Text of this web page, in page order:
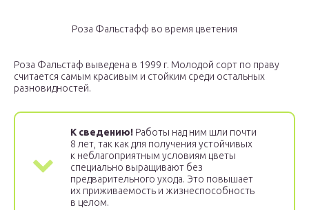
Роза Фальстафф во время цветения
Роза Фальстаф выведена в 1999 г. Молодой сорт по праву
считается самым красивым и стойким среди остальных
разновидностей.
К сведению! Работы над ним шли почти
8 лет, так как для получения устойчивых
к неблагоприятным условиям цветы
специально выращивают без
предварительного ухода. Это повышает
их приживаемость и жизнеспособность
в целом.